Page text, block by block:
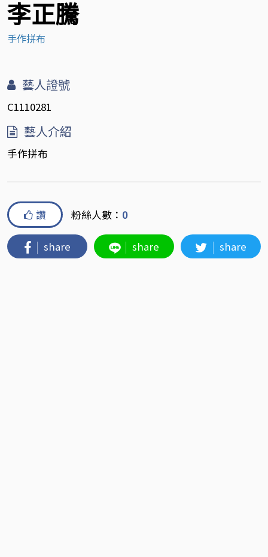
李正騰
手作拼布
藝人證號
C1110281
藝人介紹
手作拼布
讚 粉絲人數： 0
share share share